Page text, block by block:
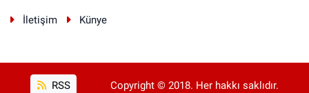
İletişim Künye
RSS Copyright © 2018. Her hakkı saklıdır.